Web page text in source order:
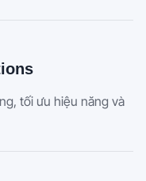
tối ưu hiệu năng và